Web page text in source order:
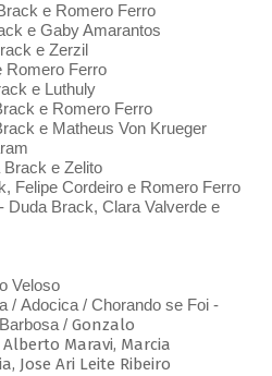
e Romero Ferro
e Gaby Amarantos
e Zerzil
Romero Ferro
e Luthuly
e Romero Ferro
e Matheus Von Krueger
e Zelito
Felipe Cordeiro e Romero Ferro
Duda Brack, Clara Valverde e
Veloso
/ Adocica / Chorando se Foi -
/ Gonzalo
Maravi, Marcia
Jose Ari Leite Ribeiro